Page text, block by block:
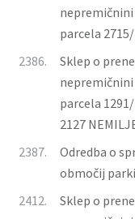
parcela
2386.
Sklep o
nepremičnini
parcela
2127
2387.
Odredba o
območij
2412.
Sklep o